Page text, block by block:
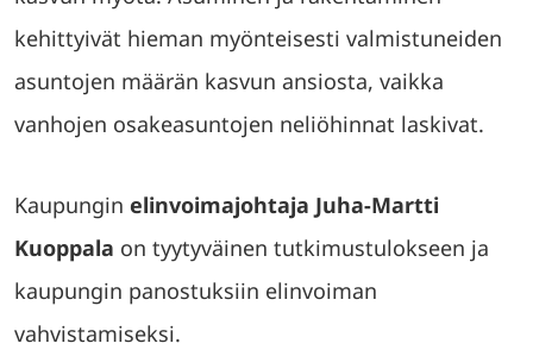
kehittyivät hieman myönteisesti valmistuneiden
asuntojen määrän kasvun ansiosta, vaikka
vanhojen osakeasuntojen neliöhinnat laskivat.
Kaupungin elinvoimajohtaja Juha-Martti
Kuoppala on tyytyväinen tutkimustulokseen ja
kaupungin panostuksiin elinvoiman
vahvistamiseksi.